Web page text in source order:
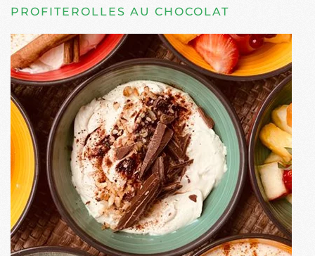
PROFITEROLLES AU CHOCOLAT